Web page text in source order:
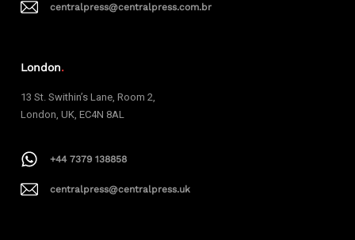
centralpress@centralpress.com.br
London.
13 St. Swithin’s Lane, Room 2,
London, UK, EC4N 8AL
+44 7379 138858
centralpress@centralpress.uk